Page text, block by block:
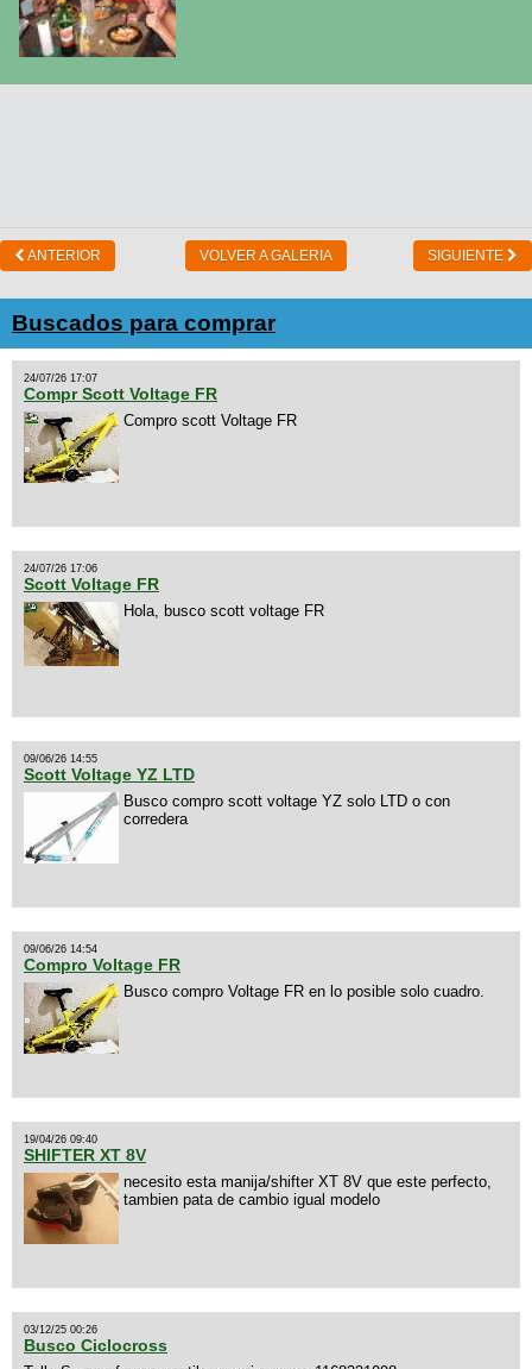
ANTERIOR VOLVER A GALERIA SIGUIENTE
Buscados para comprar
24/07/26 17:07
Compr Scott Voltage FR
Compro scott Voltage FR
24/07/26 17:06
Scott Voltage FR
Hola, busco scott voltage FR
09/06/26 14:55
Scott Voltage YZ LTD
Busco compro scott voltage YZ solo LTD o con
corredera
09/06/26 14:54
Compro Voltage FR
Busco compro Voltage FR en lo posible solo cuadro.
19/04/26 09:40
SHIFTER XT 8V
necesito esta manija/shifter XT 8V que este perfecto,
tambien pata de cambio igual modelo
03/12/25 00:26
Busco Ciclocross